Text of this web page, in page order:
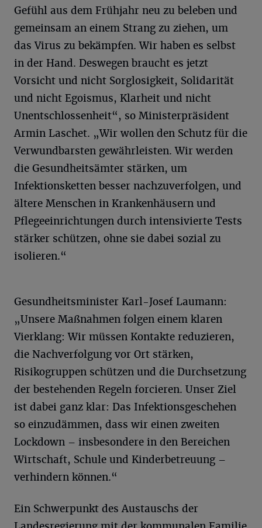
Gefühl aus dem Frühjahr neu zu beleben und
gemeinsam an einem Strang zu ziehen, um
das Virus zu bekämpfen. Wir haben es selbst
in der Hand. Deswegen braucht es jetzt
Vorsicht und nicht Sorglosigkeit, Solidarität
und nicht Egoismus, Klarheit und nicht
Unentschlossenheit“, so Ministerpräsident
Armin Laschet. „Wir wollen den Schutz für die
Verwundbarsten gewährleisten. Wir werden
die Gesundheitsämter stärken, um
Infektionsketten besser nachzuverfolgen, und
ältere Menschen in Krankenhäusern und
Pflegeeinrichtungen durch intensivierte Tests
stärker schützen, ohne sie dabei sozial zu
isolieren.“
Gesundheitsminister Karl-Josef Laumann:
„Unsere Maßnahmen folgen einem klaren
Vierklang: Wir müssen Kontakte reduzieren,
die Nachverfolgung vor Ort stärken,
Risikogruppen schützen und die Durchsetzung
der bestehenden Regeln forcieren. Unser Ziel
ist dabei ganz klar: Das Infektionsgeschehen
so einzudämmen, dass wir einen zweiten
Lockdown – insbesondere in den Bereichen
Wirtschaft, Schule und Kinderbetreuung –
verhindern können.“
Ein Schwerpunkt des Austauschs der